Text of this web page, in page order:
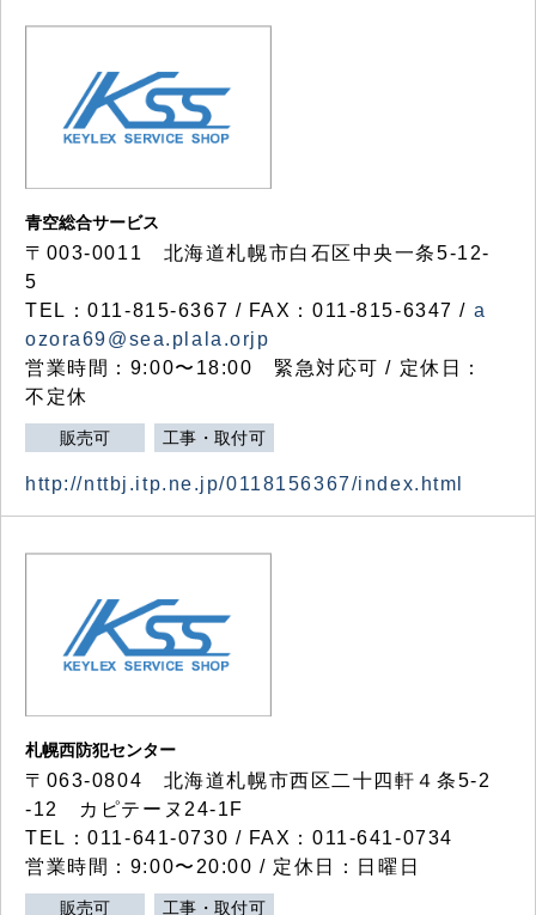
青空総合サービス
〒003-0011 北海道札幌市白石区中央一条5-12-
5
TEL：011-815-6367 / FAX：011-815-6347 / a
ozora69@sea.plala.orjp
営業時間：9:00〜18:00 緊急対応可 / 定休日：
不定休
販売可 工事・取付可
http://nttbj.itp.ne.jp/0118156367/index.html
札幌西防犯センター
〒063-0804 北海道札幌市西区二十四軒４条5-2
-12 カピテーヌ24-1F
TEL：011-641-0730 / FAX：011-641-0734
営業時間：9:00〜20:00 / 定休日：日曜日
販売可 工事・取付可